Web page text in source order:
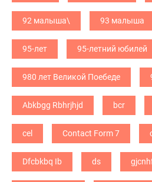
92 малыша\ 93 малыша
95-лет 95-летний юбилей
980 лет Великой Поебеде
Abkbgg Rbhrjhjd bcr
cel Contact Form 7
Dfcbkbq Ib ds